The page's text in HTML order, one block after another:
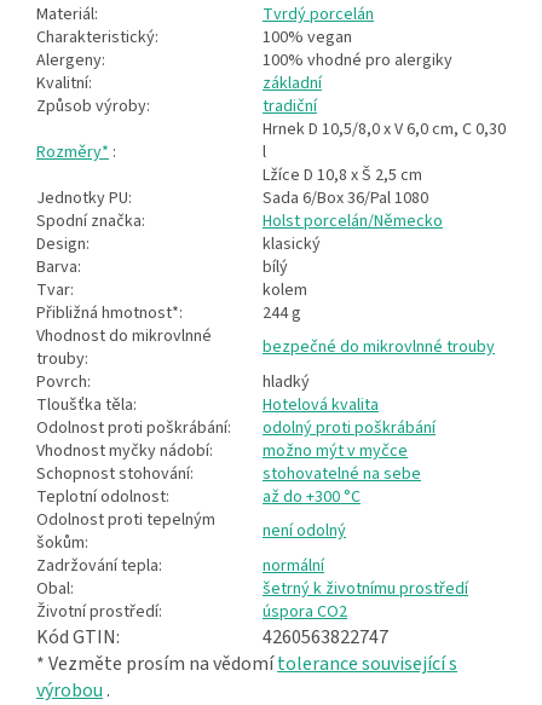
Materiál:
Tvrdý porcelán
Charakteristický:
100% vegan
Alergeny:
100% vhodné pro alergiky
Kvalitní:
základní
Způsob výroby:
tradiční
Rozměry* :
Hrnek D 10,5/8,0 x V 6,0 cm, C 0,30
l
Lžíce D 10,8 x Š 2,5 cm
Jednotky PU:
Sada 6/Box 36/Pal 1080
Spodní značka:
Holst porcelán/Německo
Design:
klasický
Barva:
bílý
Tvar:
kolem
Přibližná hmotnost*:
244 g
Vhodnost do mikrovlnné
trouby:
bezpečné do mikrovlnné trouby
Povrch:
hladký
Tloušťka těla:
Hotelová kvalita
Odolnost proti poškrábání:
odolný proti poškrábání
Vhodnost myčky nádobí:
možno mýt v myčce
Schopnost stohování:
stohovatelné na sebe
Teplotní odolnost:
až do +300 °C
Odolnost proti tepelným
šokům:
není odolný
Zadržování tepla:
normální
Obal:
šetrný k životnímu prostředí
Životní prostředí:
úspora CO2
Kód GTIN:
4260563822747
* Vezměte prosím na vědomítolerance související s
výrobou .